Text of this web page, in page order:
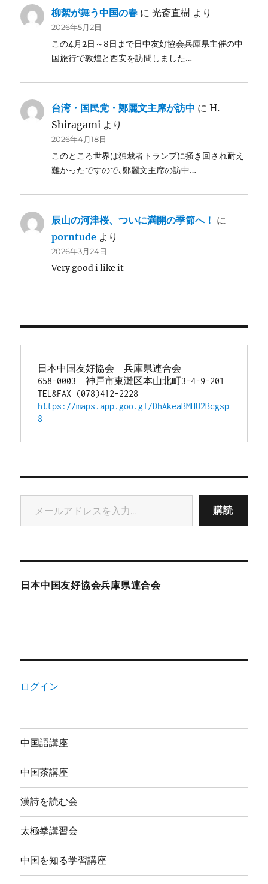
柳絮が舞う中国の春 に光斎直樹 より
2026年5月2日
この4月2日～8日まで日中友好協会兵庫県主催の中
国旅行で敦煌と西安を訪問しました…
台湾・国民党・鄭麗文主席が訪中 にH.
Shiragami より
2026年4月18日
このところ世界は独裁者トランプに掻き回され耐え
難かったですので､鄭麗文主席の訪中…
辰山の河津桜、ついに満開の季節へ！ に
porntude より
2026年3月24日
Very good i like it
日本中国友好協会　兵庫県連合会
658-0003　神戸市東灘区本山北町3-4-9-201
TEL&FAX (078)412-2228
https://maps.app.goo.gl/DhAkeaBMHU2Bcgsp
8
メールアドレスを入力...
購読
日本中国友好協会兵庫県連合会
ログイン
中国語講座
中国茶講座
漢詩を読む会
太極拳講習会
中国を知る学習講座